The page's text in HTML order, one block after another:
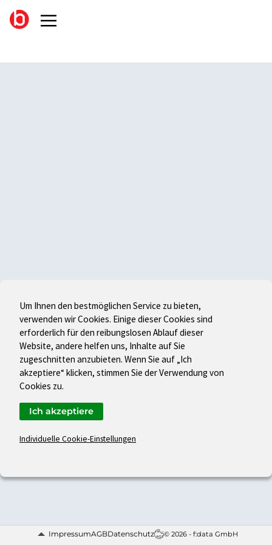
ImpressumAGBDatenschutz © 2026 - f:data GmbH
Um Ihnen den bestmöglichen Service zu bieten,
verwenden wir Cookies. Einige dieser Cookies sind
erforderlich für den reibungslosen Ablauf dieser
Website, andere helfen uns, Inhalte auf Sie
zugeschnitten anzubieten. Wenn Sie auf „Ich
akzeptiere“ klicken, stimmen Sie der Verwendung von
Cookies zu.
Individuelle Cookie-Einstellungen
Ich akzeptiere